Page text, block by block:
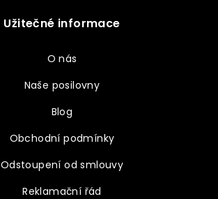
Užitečné informace
O nás
Naše posilovny
Blog
Obchodní podmínky
Odstoupení od smlouvy
Reklamační řád